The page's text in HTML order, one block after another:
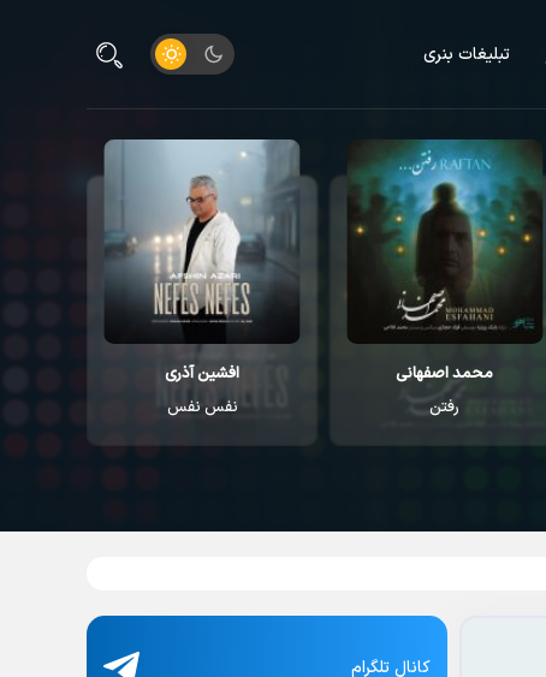
تبلیغات بنری
افشین آذری
نفس نفس
ایوان بند
خدارو داریم
کانال تلگرام